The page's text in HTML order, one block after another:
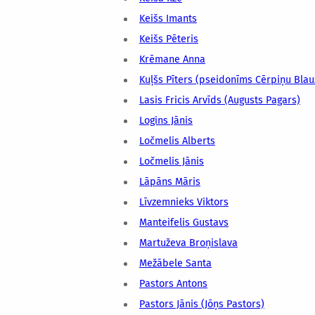
Keišs Imants
Keišs Pēteris
Krēmane Anna
Kuļšs Pīters (pseidonīms Cērpiņu
Lasis Fricis Arvīds (Augusts Pagars)
Logins Jānis
Ločmelis Alberts
Ločmelis Jānis
Lāpāns Māris
Līvzemnieks Viktors
Manteifelis Gustavs
Martuževa Broņislava
Mežābele Santa
Pastors Antons
Pastors Jānis (Jōņs Pastors)